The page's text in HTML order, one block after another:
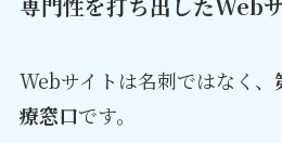
Webサイトは名刺ではなく、
療窓口です。